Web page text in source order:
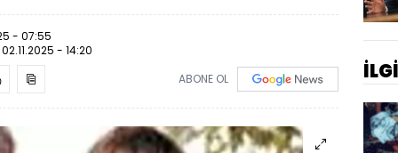
- 07:55
02.11.2025 - 14:20
ABONE OL